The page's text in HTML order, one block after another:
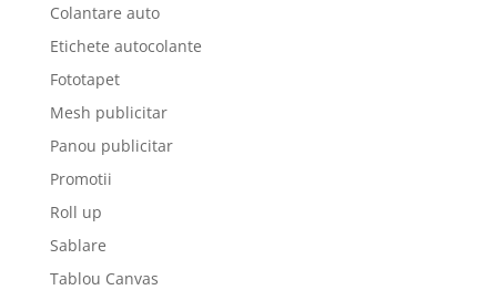
Colantare auto
Etichete autocolante
Fototapet
Mesh publicitar
Panou publicitar
Promotii
Roll up
Sablare
Tablou Canvas